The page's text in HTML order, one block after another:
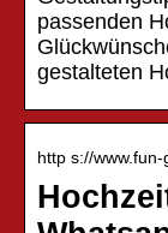
passenden
gestalteten
http s://